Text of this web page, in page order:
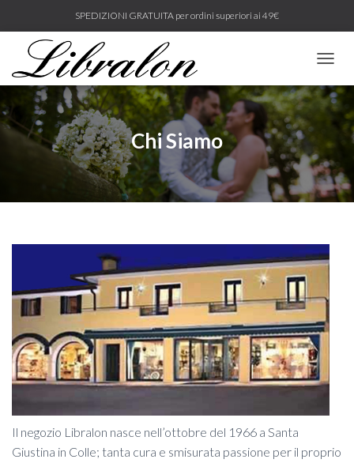
SPEDIZIONI GRATUITA per ordini superiori ai 49€
A
V
A
Z
I
O
N
O
G
L
Chi Siamo
Il negozio Libralon nasce nell’ottobre del 1966 a Santa
Giustina in Colle; tanta cura e smisurata passione per il proprio